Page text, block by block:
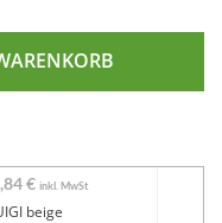
84 € inkl. MwSt
beige